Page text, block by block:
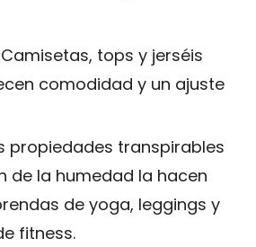
Camisetas, tops y jerséis
comodidad y un ajuste
propiedades transpirables
de la humedad la hacen
de yoga, leggings y
fitness.